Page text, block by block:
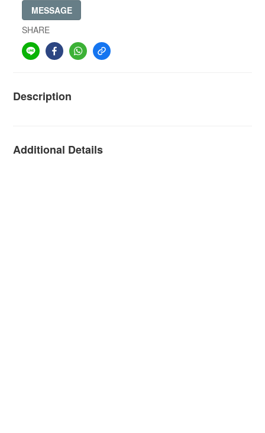
MESSAGE
SHARE
Description
Additional Details